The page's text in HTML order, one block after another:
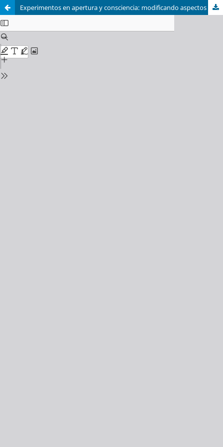
Experimentos en apertura y consciencia: modificando aspectos de personalidad con MML y prompting